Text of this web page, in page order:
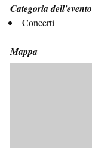
Categoria dell'evento
Concerti
Mappa